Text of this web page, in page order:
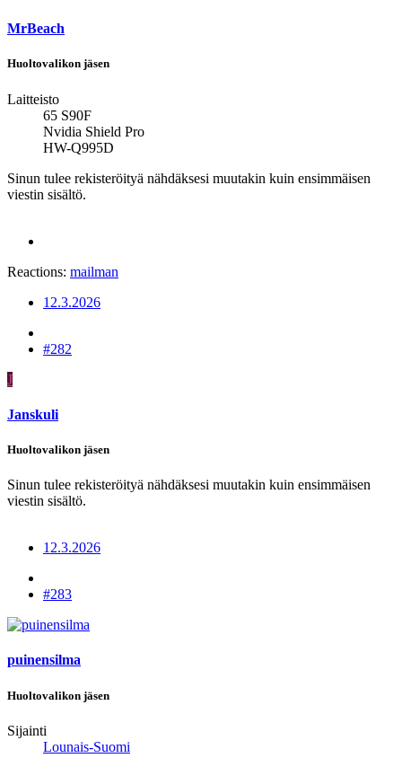
MrBeach
Huoltovalikon jäsen
Laitteisto
65 S90F
Nvidia Shield Pro
HW-Q995D
Sinun tulee rekisteröityä nähdäksesi muutakin kuin ensimmäisen
viestin sisältö.
Reactions: mailman
12.3.2026
#282
J
Janskuli
Huoltovalikon jäsen
Sinun tulee rekisteröityä nähdäksesi muutakin kuin ensimmäisen
viestin sisältö.
12.3.2026
#283
puinensilma
Huoltovalikon jäsen
Sijainti
Lounais-Suomi